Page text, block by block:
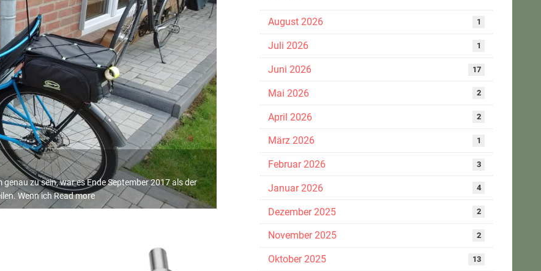
zu sein, war es Ende September 2017 als der
Wenn ichRead more
August 2026 1
Juli 2026 1
Juni 2026 17
Mai 2026 2
April 2026 2
März 2026 1
Februar 2026 3
Januar 2026 4
Dezember 2025 2
November 2025 2
Oktober 2025 13